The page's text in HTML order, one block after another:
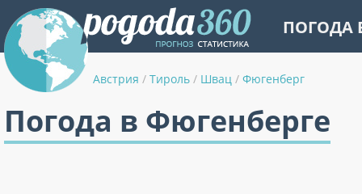
ПОГОДА
Австрия / Тироль / Швац / Фюгенберг
Погода в Фюгенберге